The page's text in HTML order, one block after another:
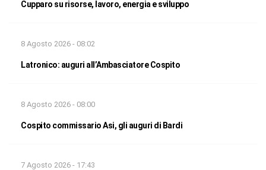
Cupparo su risorse, lavoro, energia e sviluppo
8 Agosto 2026 - 08:02
Latronico: auguri all’Ambasciatore Cospito
8 Agosto 2026 - 08:00
Cospito commissario Asi, gli auguri di Bardi
7 Agosto 2026 - 17:43